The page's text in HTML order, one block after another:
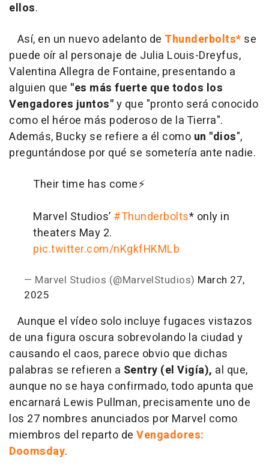
ellos.
Así, en un nuevo adelanto de Thunderbolts* se
puede oír al personaje de Julia Louis-Dreyfus,
Valentina Allegra de Fontaine, presentando a
alguien que "es más fuerte que todos los
Vengadores juntos"y que "pronto será conocido
como el héroe más poderoso de la Tierra".
Además, Bucky se refiere a él como un "dios",
preguntándose por qué se sometería ante nadie.
Their time has come⚡️
Marvel Studios’ #Thunderbolts* only in
theaters May 2.
pic.twitter.com/nKgkfHKMLb
— Marvel Studios (@MarvelStudios) March 27,
2025
Aunque el vídeo solo incluye fugaces vistazos
de una figura oscura sobrevolando la ciudad y
causando el caos, parece obvio que dichas
palabras se refieren a Sentry (el Vigía), al que,
aunque no se haya confirmado, todo apunta que
encarnará Lewis Pullman, precisamente uno de
los 27 nombres anunciados por Marvel como
miembros del reparto de Vengadores:
Doomsday.